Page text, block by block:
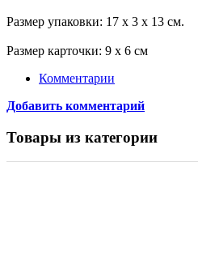
Размер упаковки: 17 х 3 х 13 см.
Размер карточки: 9 х 6 см
Комментарии
Добавить комментарий
Товары из категории